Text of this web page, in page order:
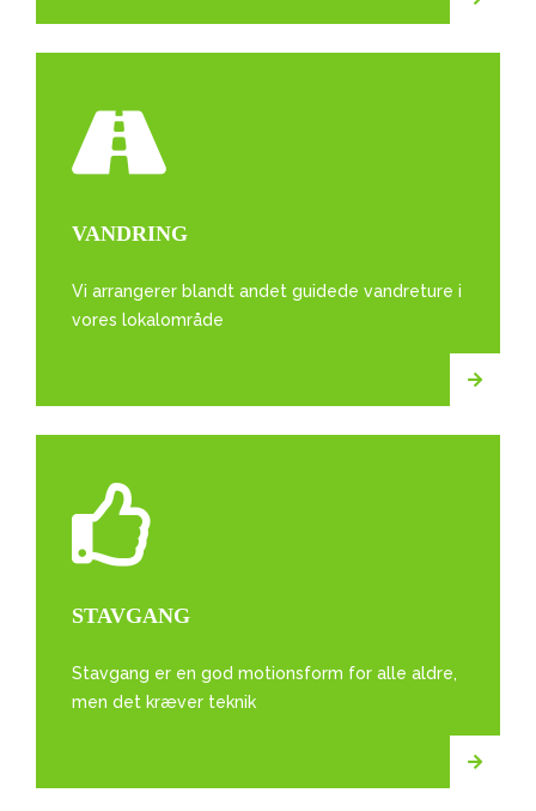
VANDRING
Vi arrangerer blandt andet guidede vandreture i
vores lokalområde
STAVGANG
Stavgang er en god motionsform for alle aldre,
men det kræver teknik